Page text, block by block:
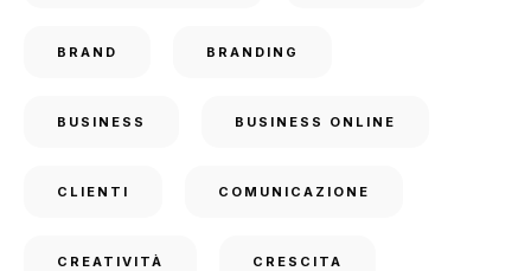
BRAND BRANDING
BUSINESS BUSINESS ONLINE
CLIENTI COMUNICAZIONE
CREATIVITÀ CRESCITA